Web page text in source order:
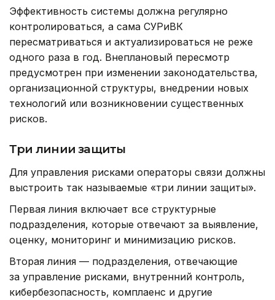
Эффективность системы должна регулярно
контролироваться, а сама СУРиВК
пересматриваться и актуализироваться не реже
одного раза в год. Внеплановый пересмотр
предусмотрен при изменении законодательства,
организационной структуры, внедрении новых
технологий или возникновении существенных
рисков.
Три линии защиты
Для управления рисками операторы связи должны
выстроить так называемые «три линии защиты».
Первая линия включает все структурные
подразделения, которые отвечают за выявление,
оценку, мониторинг и минимизацию рисков.
Вторая линия — подразделения, отвечающие
за управление рисками, внутренний контроль,
кибербезопасность, комплаенс и другие